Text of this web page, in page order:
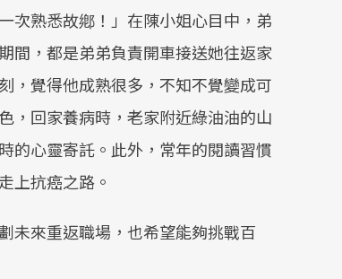
次熟悉故鄕！」在陳小姐心目中，弟
間，都是弟弟負責開車接送她往返家
，覺得他成熟很多，不知不覺變成可
，回家養病時，老家附近綠油油的山
的心靈寄託。此外，常年的閱讀習慣
上抗癌之路。
未來重返職場，也希望能夠挑戰百